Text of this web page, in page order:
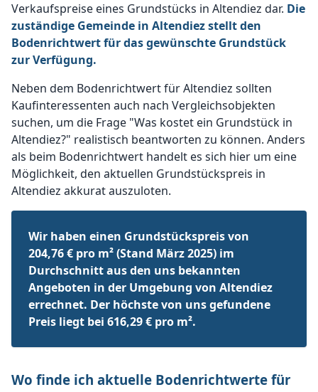
Verkaufspreise eines Grundstücks in Altendiez dar. Die
zuständige Gemeinde in Altendiez stellt den
Bodenrichtwert für das gewünschte Grundstück
zur Verfügung.
Neben dem Bodenrichtwert für Altendiez sollten
Kaufinteressenten auch nach Vergleichsobjekten
suchen, um die Frage "Was kostet ein Grundstück in
Altendiez?" realistisch beantworten zu können. Anders
als beim Bodenrichtwert handelt es sich hier um eine
Möglichkeit, den aktuellen Grundstückspreis in
Altendiez akkurat auszuloten.
Wir haben einen Grundstückspreis von
204,76 € pro m² (Stand März 2025) im
Durchschnitt aus den uns bekannten
Angeboten in der Umgebung von Altendiez
errechnet. Der höchste von uns gefundene
Preis liegt bei 616,29 € pro m².
Wo finde ich aktuelle Bodenrichtwerte für